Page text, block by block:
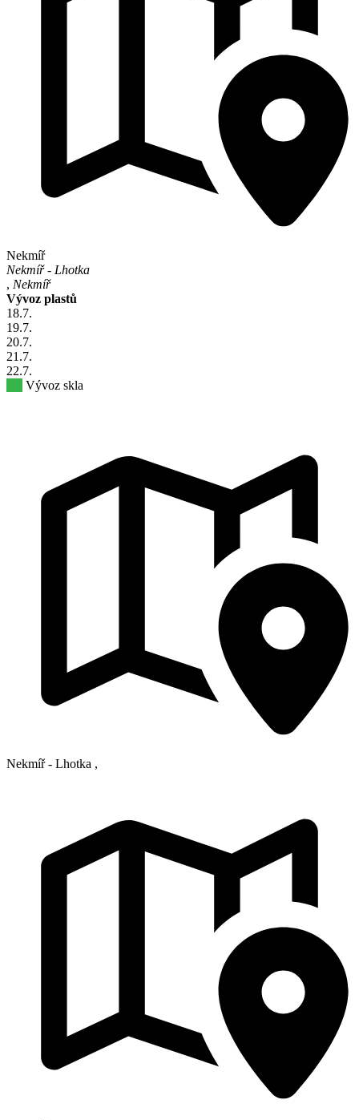
Nekmíř
Nekmíř - Lhotka
, Nekmíř
Vývoz plastů
18.7.
19.7.
20.7.
21.7.
22.7.
Vývoz skla
Nekmíř - Lhotka ,